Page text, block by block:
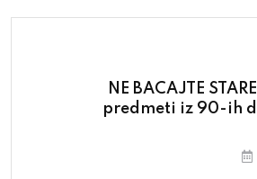
NE BACAJTE
predmeti iz 90-ih